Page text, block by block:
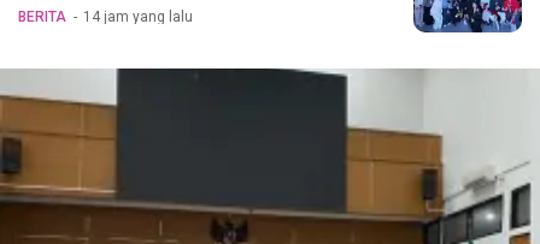
BERITA 14 jam yang lalu